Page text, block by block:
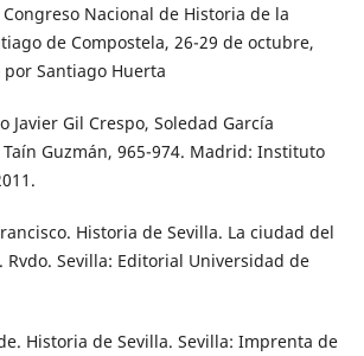
Nacional de Historia de la
de Compostela, 26-29 de octubre,
Santiago Huerta
Javier Gil Crespo, Soledad García
Guzmán, 965-974. Madrid: Instituto
Historia de Sevilla. La ciudad del
Rvdo. Sevilla: Editorial Universidad de
Historia de Sevilla. Sevilla: Imprenta de